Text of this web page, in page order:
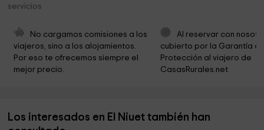
Sant Quirc de Durro
Ayuntamiento de la Vall de Boí
Ayuntamiento de la Vall de Boí
Sant Feliu de Barruera 4,2 km
Ayuntamiento De La Vall De Boi
servicios
No cargamos comisiones a los
viajeros, sino a los alojamientos.
Por eso te ofrecemos siempre el
mejor precio.
Al reservar con
cubierto por la Garantía
Protección al viajero de
CasasRurales.net
Los interesados en El Niuet también han